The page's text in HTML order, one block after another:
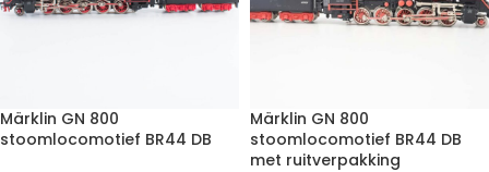
Märklin GN 800
stoomlocomotief BR44 DB
Märklin GN 800
stoomlocomotief BR44 DB
met ruitverpakking